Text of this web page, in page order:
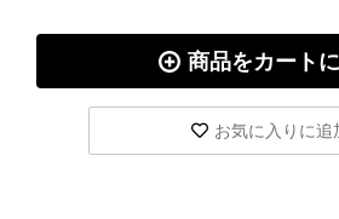
商品をカート
お気に入りに追